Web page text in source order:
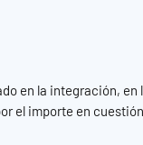
en la integración,
el importe en